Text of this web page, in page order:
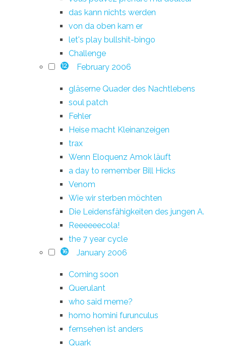
das kann nichts werden
von da oben kam er
let's play bullshit-bingo
Challenge
12 February 2006
gläserne Quader des Nachtlebens
soul patch
Fehler
Heise macht Kleinanzeigen
trax
Wenn Eloquenz Amok läuft
a day to remember Bill Hicks
Venom
Wie wir sterben möchten
Die Leidensfähigkeiten des jungen A.
Reeeeeecola!
the 7 year cycle
16 January 2006
Coming soon
Querulant
who said meme?
homo homini furunculus
fernsehen ist anders
Quark